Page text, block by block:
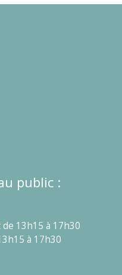
public :
13h15 à 17h30
à 17h30